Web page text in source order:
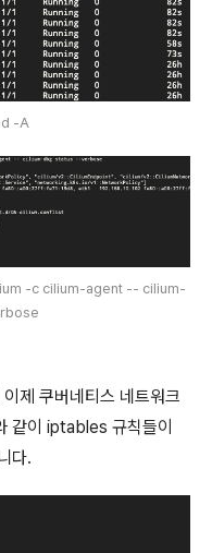
-A
-c cilium-agent -- cilium-
제 쿠버네티스 네트워크
같이 iptables 규칙들이
다.